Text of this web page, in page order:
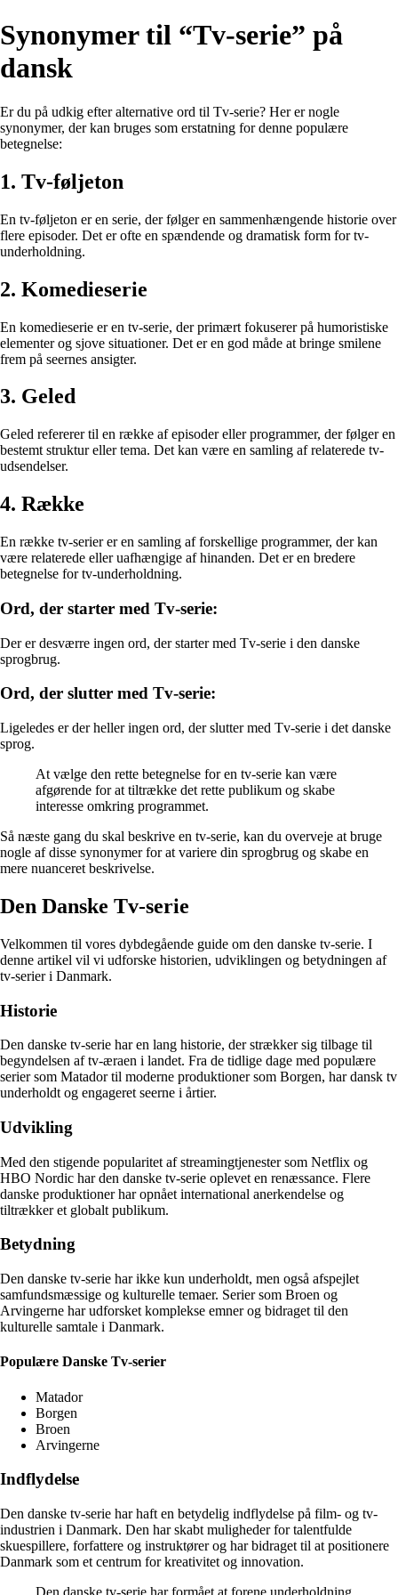
Synonymer til “Tv-serie” på
dansk
Er du på udkig efter alternative ord til Tv-serie? Her er nogle
synonymer, der kan bruges som erstatning for denne populære
betegnelse:
1. Tv-føljeton
En tv-føljeton er en serie, der følger en sammenhængende historie over
flere episoder. Det er ofte en spændende og dramatisk form for tv-
underholdning.
2. Komedieserie
En komedieserie er en tv-serie, der primært fokuserer på humoristiske
elementer og sjove situationer. Det er en god måde at bringe smilene
frem på seernes ansigter.
3. Geled
Geled refererer til en række af episoder eller programmer, der følger en
bestemt struktur eller tema. Det kan være en samling af relaterede tv-
udsendelser.
4. Række
En række tv-serier er en samling af forskellige programmer, der kan
være relaterede eller uafhængige af hinanden. Det er en bredere
betegnelse for tv-underholdning.
Ord, der starter med Tv-serie:
Der er desværre ingen ord, der starter med Tv-serie i den danske
sprogbrug.
Ord, der slutter med Tv-serie:
Ligeledes er der heller ingen ord, der slutter med Tv-serie i det danske
sprog.
At vælge den rette betegnelse for en tv-serie kan være
afgørende for at tiltrække det rette publikum og skabe
interesse omkring programmet.
Så næste gang du skal beskrive en tv-serie, kan du overveje at bruge
nogle af disse synonymer for at variere din sprogbrug og skabe en
mere nuanceret beskrivelse.
Den Danske Tv-serie
Velkommen til vores dybdegående guide om den danske tv-serie. I
denne artikel vil vi udforske historien, udviklingen og betydningen af
tv-serier i Danmark.
Historie
Den danske tv-serie har en lang historie, der strækker sig tilbage til
begyndelsen af tv-æraen i landet. Fra de tidlige dage med populære
serier som Matador til moderne produktioner som Borgen, har dansk tv
underholdt og engageret seerne i årtier.
Udvikling
Med den stigende popularitet af streamingtjenester som Netflix og
HBO Nordic har den danske tv-serie oplevet en renæssance. Flere
danske produktioner har opnået international anerkendelse og
tiltrækker et globalt publikum.
Betydning
Den danske tv-serie har ikke kun underholdt, men også afspejlet
samfundsmæssige og kulturelle temaer. Serier som Broen og
Arvingerne har udforsket komplekse emner og bidraget til den
kulturelle samtale i Danmark.
Populære Danske Tv-serier
Matador
Borgen
Broen
Arvingerne
Indflydelse
Den danske tv-serie har haft en betydelig indflydelse på film- og tv-
industrien i Danmark. Den har skabt muligheder for talentfulde
skuespillere, forfattere og instruktører og har bidraget til at positionere
Danmark som et centrum for kreativitet og innovation.
Den danske tv-serie har formået at forene underholdning